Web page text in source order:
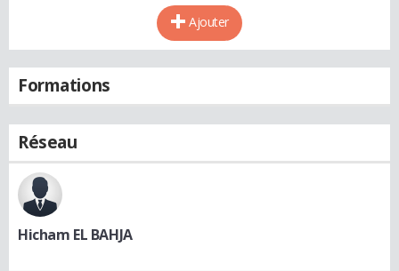
Ajouter
Formations
Réseau
Hicham EL BAHJA